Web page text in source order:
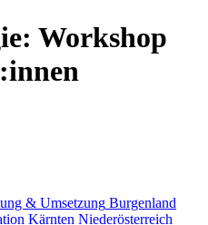
Workshop
& Umsetzung Burgenland
Kärnten Niederösterreich